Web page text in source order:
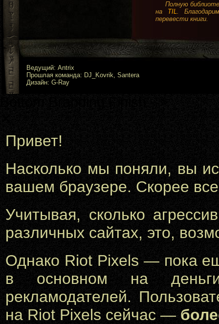
Полную
на TIL.
перевести книги.
Ведущий: Antrix
Прошлая команда: DJ_Kovrik, Santera
Дизайн: G-Ray
Привет!
Насколько мы поняли, вы
вашем браузере. Скорее
Учитывая, сколько
различных сайтах, это,
Однако Riot Pixels — пока
в основном на
рекламодателей.
на Riot Pixels сейчас —